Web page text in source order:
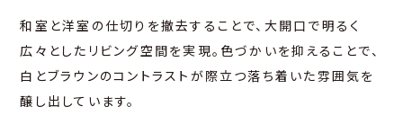
和室と洋室の仕切りを撤去することで、大開口で明るく
広々としたリビング空間を実現。色づかいを抑えることで、
白とブラウンのコントラストが際立つ落ち着いた雰囲気を
醸し出しています。